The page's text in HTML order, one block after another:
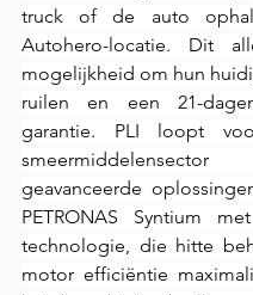
truck of de auto
Autohero-locatie. Dit
mogelijkheid om hun
ruilen en een 21-
garantie. PLI loopt
geavanceerde
PETRONAS Syntium
technologie, die hitte
motor efficiëntie